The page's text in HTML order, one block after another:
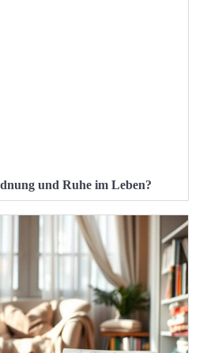
und Ruhe im Leben?